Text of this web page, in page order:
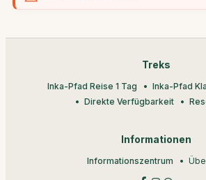
Treks
Inka-Pfad Reise 1 Tag
Inka-Pfad
Direkte Verfügbarkeit
Informationen
Informationszentrum